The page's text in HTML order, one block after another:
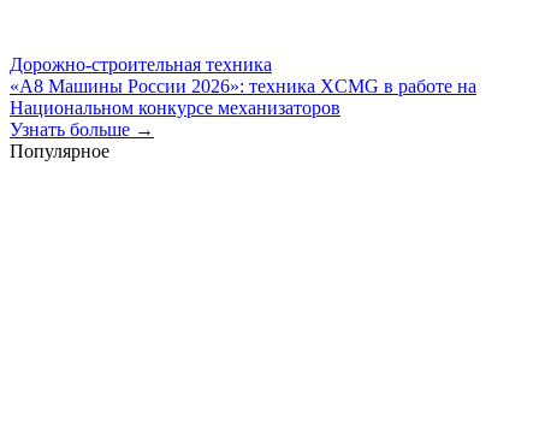
Дорожно-строительная техника
«А8 Машины России 2026»: техника XCMG в работе на
Национальном конкурсе механизаторов
Узнать больше →
Популярное